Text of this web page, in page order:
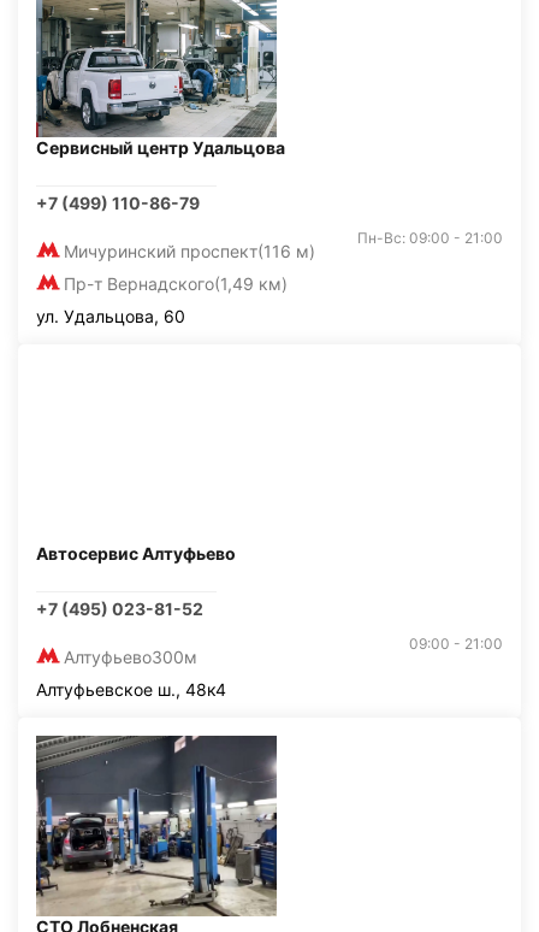
Сервисный центр Удальцова
+7 (499) 110-86-79
Мичуринский проспект(116 м)
Пр-т Вернадского(1,49 км)
Пн-Вс: 09:00 - 21:00
ул. Удальцова, 60
Автосервис Алтуфьево
+7 (495) 023-81-52
Алтуфьево300м
09:00 - 21:00
Алтуфьевское ш., 48к4
СТО Лобненская